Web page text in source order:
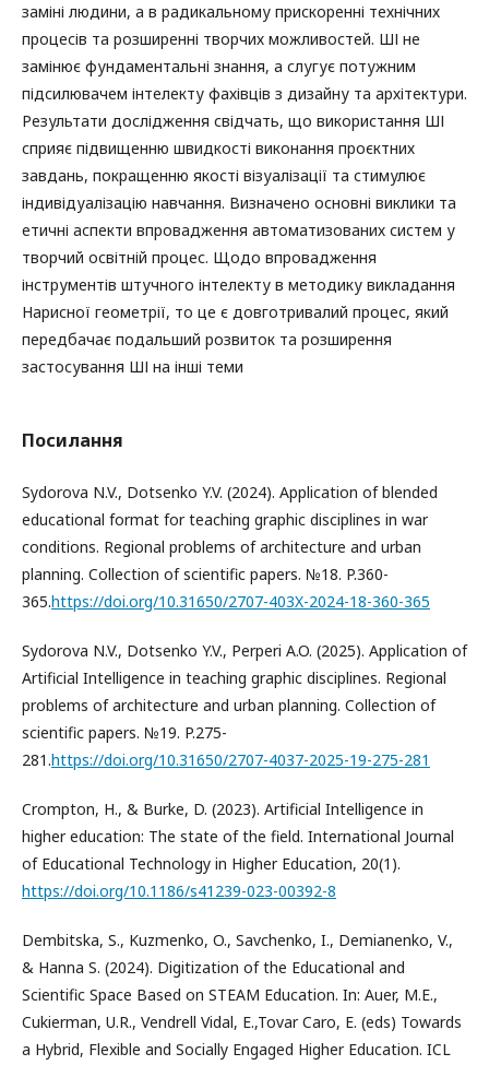
заміні людини, а в радикальному прискоренні технічних
процесів та розширенні творчих можливостей. ШІ не
замінює фундаментальні знання, а слугує потужним
підсилювачем інтелекту фахівців з дизайну та архітектури.
Результати дослідження свідчать, що використання ШІ
сприяє підвищенню швидкості виконання проєктних
завдань, покращенню якості візуалізації та стимулює
індивідуалізацію навчання. Визначено основні виклики та
етичні аспекти впровадження автоматизованих систем у
творчий освітній процес. Щодо впровадження
інструментів штучного інтелекту в методику викладання
Нарисної геометрії, то це є довготривалий процес, який
передбачає подальший розвиток та розширення
застосування ШІ на інші теми
Посилання
Sydorova N.V., Dotsenko Y.V. (2024). Application of blended
educational format for teaching graphic disciplines in war
conditions. Regional problems of architecture and urban
planning. Collection of scientific papers. №18. P.360-
365.https://doi.org/10.31650/2707-403X-2024-18-360-365
Sydorova N.V., Dotsenko Y.V., Perperi A.O. (2025). Application of
Artificial Intelligence in teaching graphic disciplines. Regional
problems of architecture and urban planning. Collection of
scientific papers. №19. P.275-
281.https://doi.org/10.31650/2707-4037-2025-19-275-281
Crompton, H., & Burke, D. (2023). Artificial Intelligence in
higher education: The state of the field. International Journal
of Educational Technology in Higher Education, 20(1).
https://doi.org/10.1186/s41239-023-00392-8
Dembitska, S., Kuzmenko, O., Savchenko, I., Demianenko, V.,
& Hanna S. (2024). Digitization of the Educational and
Scientific Space Based on STEAM Education. In: Auer, M.E.,
Cukierman, U.R., Vendrell Vidal, E.,Tovar Caro, E. (eds) Towards
a Hybrid, Flexible and Socially Engaged Higher Education. ICL